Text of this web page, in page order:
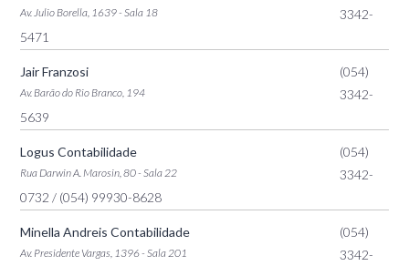
Av. Julio Borella, 1639 - Sala 18
3342-
5471
Jair Franzosi
Av. Barão do Rio Branco, 194
(054)
3342-
5639
Logus Contabilidade
Rua Darwin A. Marosin, 80 - Sala 22
(054)
3342-
0732/ (054) 99930-8628
Minella Andreis Contabilidade
Av. Presidente Vargas, 1396 - Sala 201
(054)
3342-